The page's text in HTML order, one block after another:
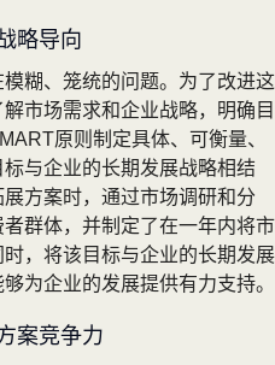
略导向
糊、笼统的问题。为了改进这
市场需求和企业战略，明确目
原则制定具体、可衡量、
与企业的长期发展战略相结
方案时，通过市场调研和分
群体，并制定了在一年内将市
，将该目标与企业的长期发展
为企业的发展提供有力支持。
案竞争力